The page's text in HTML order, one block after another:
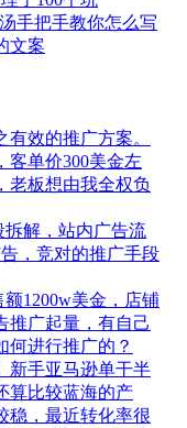
手把手教你怎么写
文案
效的推广方案。
客单价300美金左
老板想由我全权负
拆解，站内广告流
，竞对的推广手段
1200w美金，店铺
推广起量，有自己
何进行推广的？
新手亚马逊单干半
算比较蓝海的产
稳，最近转化率很